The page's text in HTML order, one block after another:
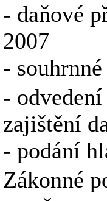
- daňové
2007
-
-
zajištění
- podání
Zákonné